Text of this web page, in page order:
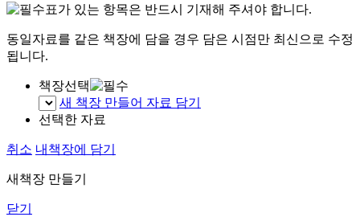
표가 있는 항목은 반드시 기재해 주셔야 합니다.
동일자료를 같은 책장에 담을 경우 담은 시점만 최신으로 수정
됩니다.
책장선택
새 책장 만들어 자료 담기
선택한 자료
취소 내책장에 담기
새책장 만들기
닫기